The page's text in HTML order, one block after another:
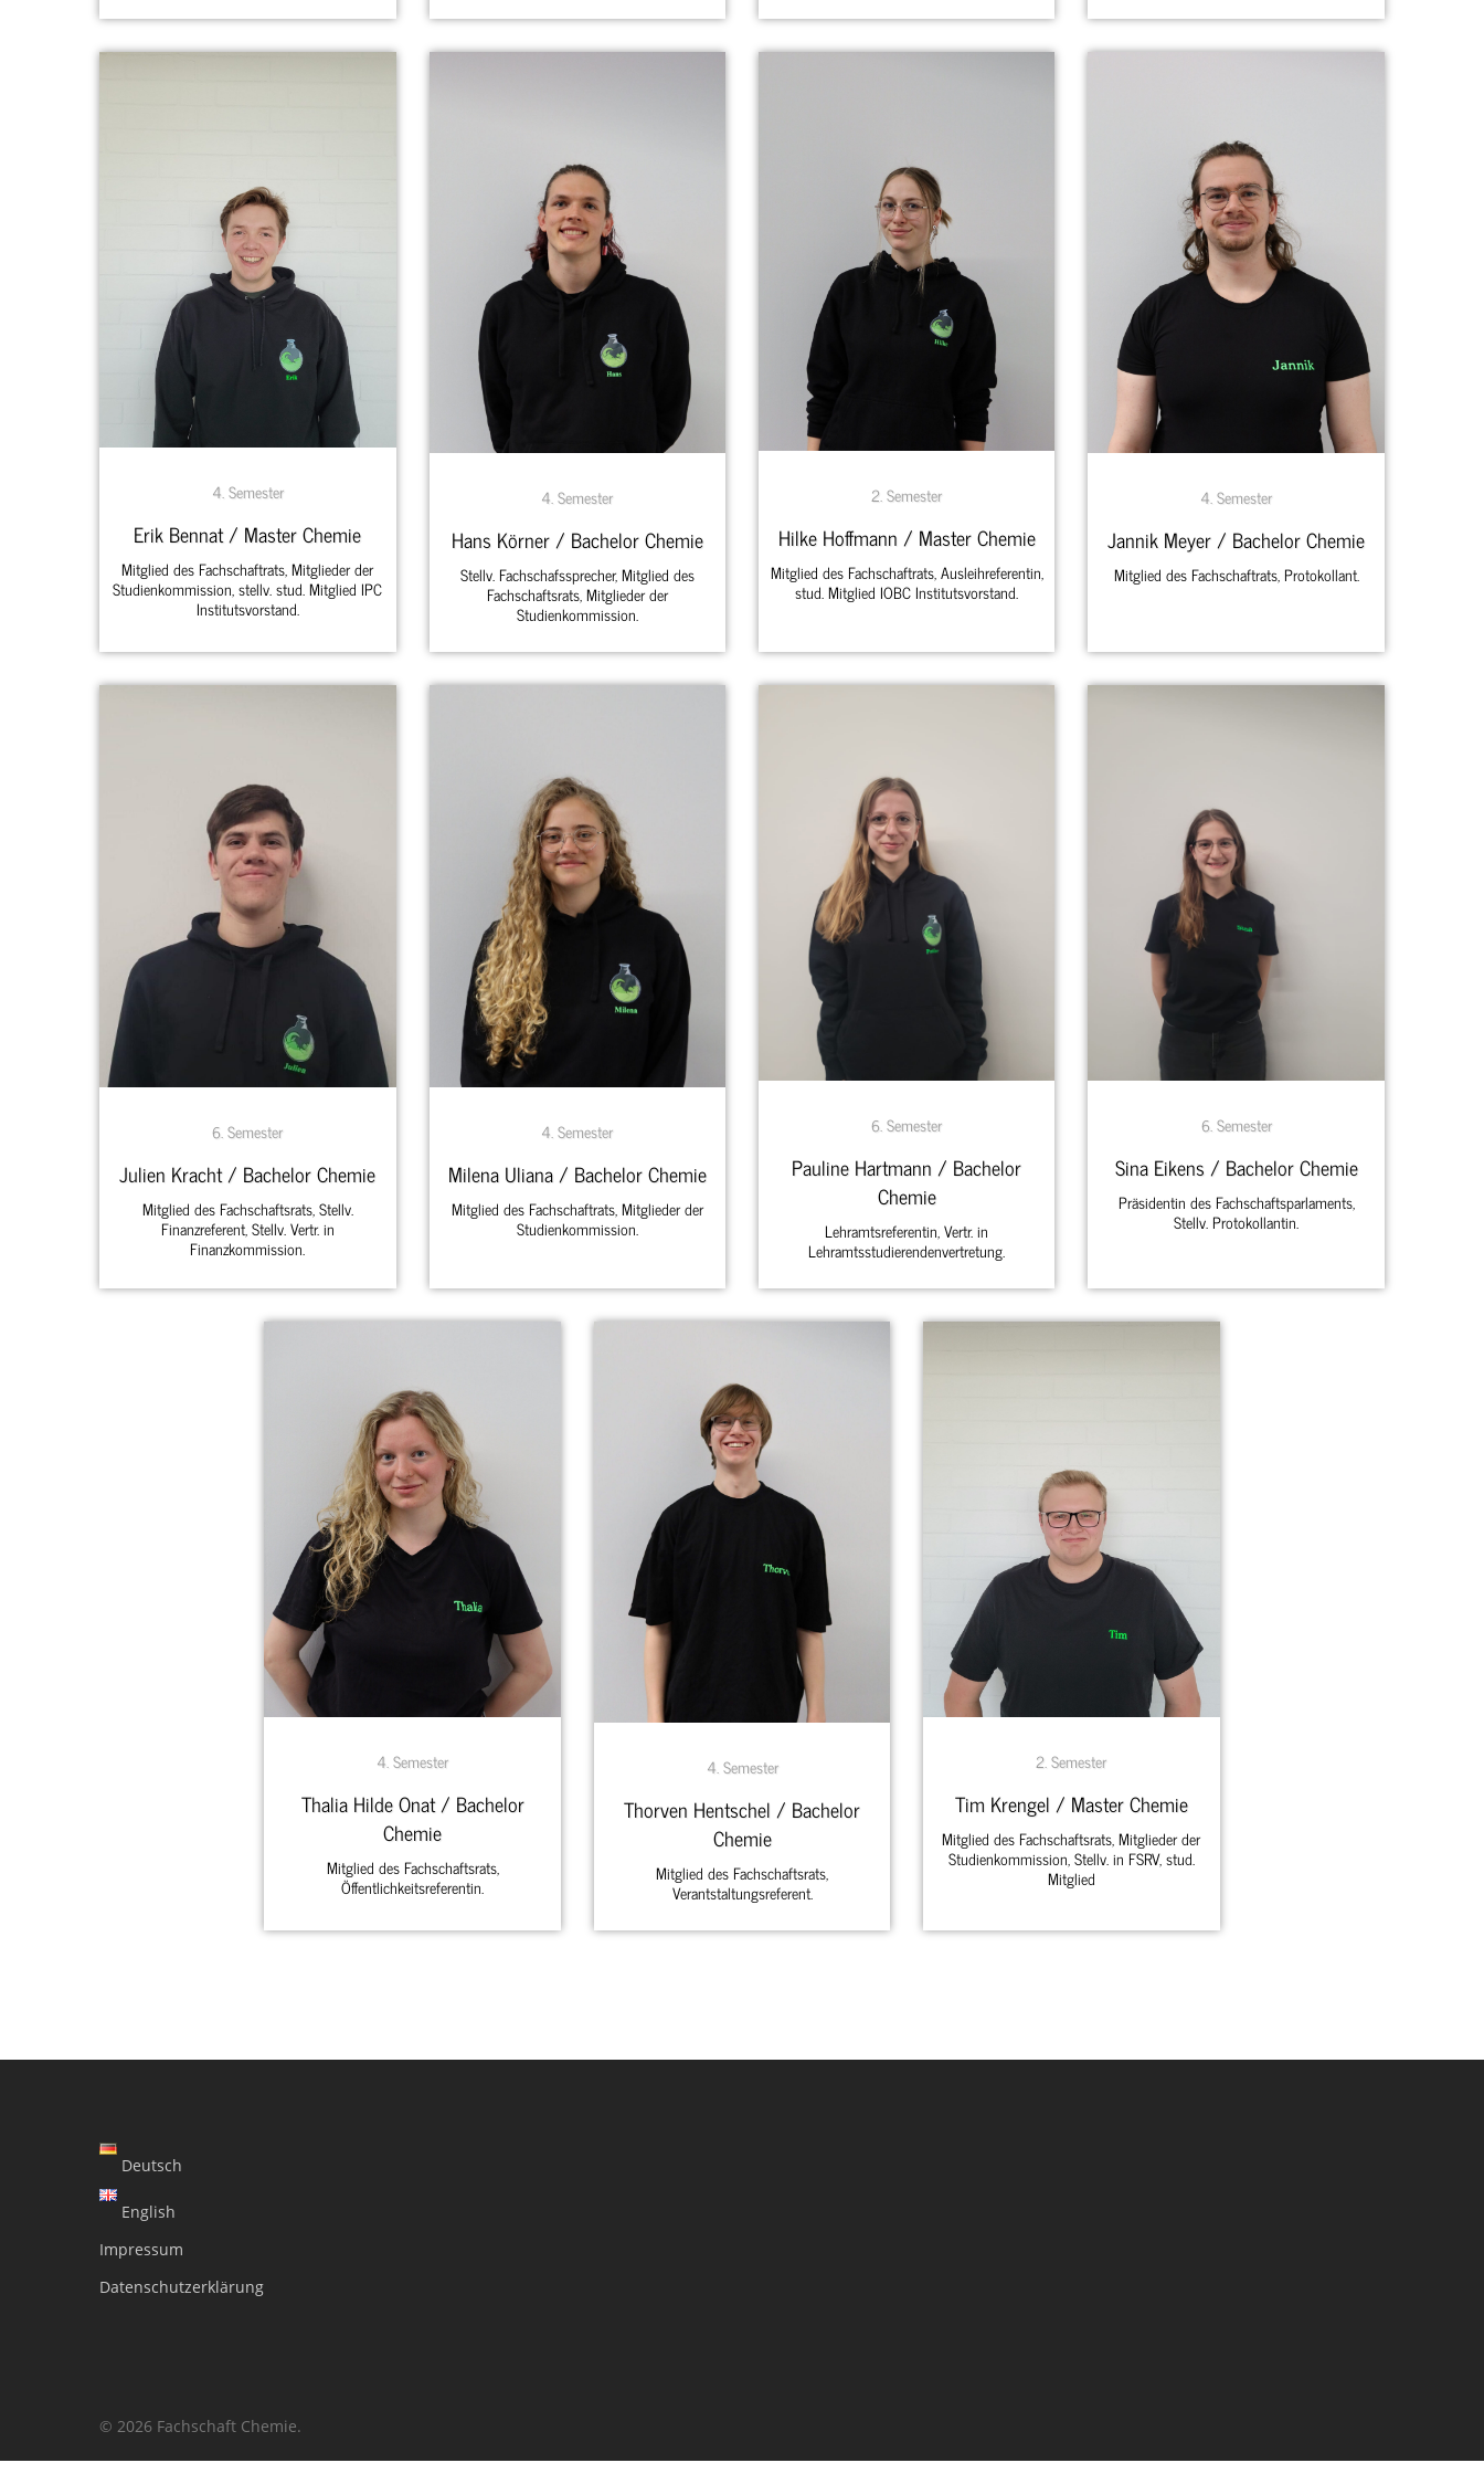
4. Semester
Erik Bennat / Master Chemie
Mitglied des Fachschaftrats, Mitglieder der
Studienkommission, stellv. stud. Mitglied IPC
Institutsvorstand.
4. Semester
Hans Körner / Bachelor Chemie
Stellv. Fachschafssprecher, Mitglied des
Fachschaftsrats, Mitglieder der
Studienkommission.
2. Semester
Hilke Hoffmann / Master Chemie
Mitglied des Fachschaftrats, Ausleihreferentin,
stud. Mitglied IOBC Institutsvorstand.
4. Semester
Jannik Meyer / Bachelor Chemie
Mitglied des Fachschaftrats, Protokollant.
6. Semester
Julien Kracht / Bachelor Chemie
Mitglied des Fachschaftsrats, Stellv.
Finanzreferent, Stellv. Vertr. in
Finanzkommission.
4. Semester
Milena Uliana / Bachelor Chemie
Mitglied des Fachschaftrats, Mitglieder der
Studienkommission.
6. Semester
Pauline Hartmann / Bachelor
Chemie
Lehramtsreferentin, Vertr. in
Lehramtsstudierendenvertretung.
6. Semester
Sina Eikens / Bachelor Chemie
Präsidentin des Fachschaftsparlaments,
Stellv. Protokollantin.
4. Semester
Thalia Hilde Onat / Bachelor
Chemie
Mitglied des Fachschaftsrats,
Öffentlichkeitsreferentin.
4. Semester
Thorven Hentschel / Bachelor
Chemie
Mitglied des Fachschaftsrats,
Verantstaltungsreferent.
2. Semester
Tim Krengel / Master Chemie
Mitglied des Fachschaftsrats, Mitglieder der
Studienkommission, Stellv. in FSRV, stud.
Mitglied
Deutsch
English
Impressum
Datenschutzerklärung
© 2026 Fachschaft Chemie.